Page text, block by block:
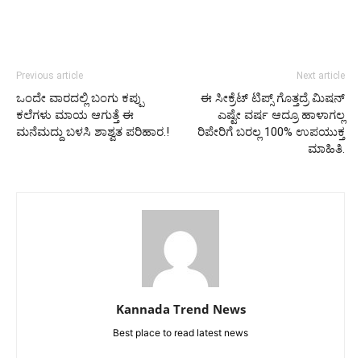
Previous article
ಒಂದೇ ವಾರದಲ್ಲಿ ಬಂಗು ಕಪ್ಪು
ಕಲೆಗಳು ಮಾಯ ಆಗುತ್ತೆ ಈ
ಮನೆಮದ್ದು ಬಳಸಿ ಶಾಶ್ವತ ಪರಿಹಾರ.!
Next article
ಈ ಸೀಕ್ರೆಟ್ ಟಿಪ್ಸ್ ಗೊತ್ತದ್ರೆ ಮಿಷನ್
ಎಷ್ಟೇ ವರ್ಷ ಆದ್ರೂ ಹಾಳಾಗಲ್ಲ
ರಿಪೇರಿಗೆ ಬರಲ್ಲ 100% ಉಪಯುಕ್ತ
ಮಾಹಿತಿ.
Kannada Trend News
Best place to read latest news